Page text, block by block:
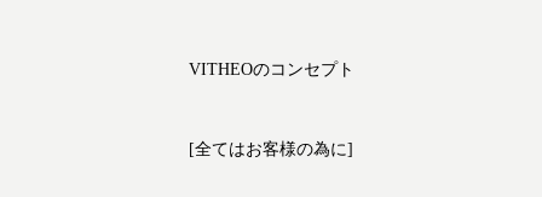
VITHEOのコンセプト
[全てはお客様の為に]